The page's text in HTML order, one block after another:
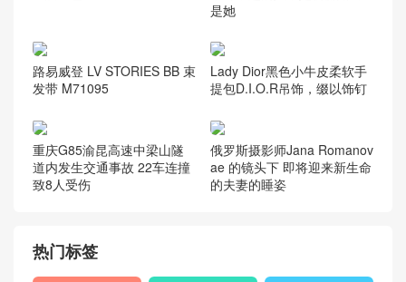
LV TAURILLON 腰带 M9152
T 酒红色
揭秘刘德华一生的四大遗憾
最对不起的人不是杨丽娟而
路易威登 LV STORIES BB 束
发带 M71095
Lady Dior黑色小牛皮柔软手
提包D.I.O.R吊饰，缀以饰钉
重庆G85渝昆高速中梁山隧